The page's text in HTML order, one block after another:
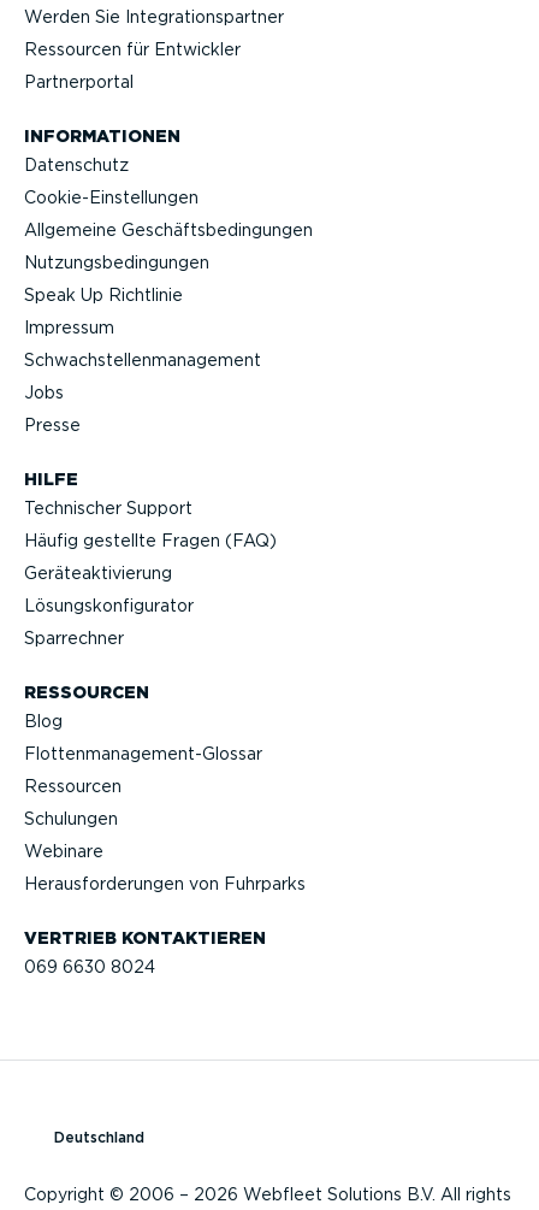
VERTRIEB KONTAK­TIEREN
069 6630 8024
HILFE
Technischer Support
Häufig gestellte Fragen (FAQ)
Geräteak­ti­vierung
Lösungs­kon­fi­gu­rator
Sparrechner
RESSOURCEN
Blog
Flotten­management-Glossar
Ressourcen
Schulungen
Webinare
Heraus­for­de­rungen von Fuhrparks
Werden Sie Integra­ti­ons­partner
Ressourcen für Entwickler
Partner­portal
INFOR­MA­TIONEN
Datenschutz
Cookie-Ein­stel­lungen
Allgemeine Geschäfts­be­din­gungen
Nutzungs­be­din­gungen
Speak Up Richtlinie
Impressum
Schwach­stel­len­ma­nagement
Jobs
Presse
Copyright © 2006 – 2026 Webfleet Solutions B.V. All rights
Deutschland